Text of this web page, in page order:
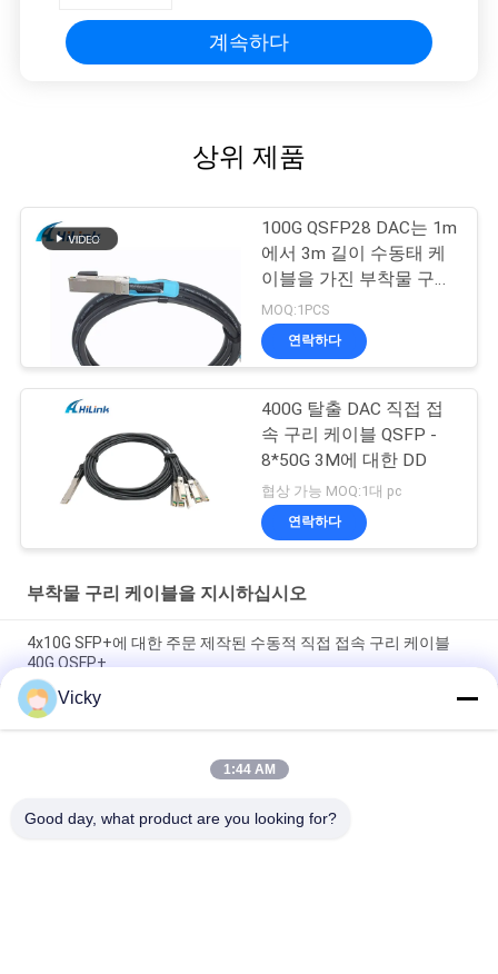
계속하다
상위 제품
100G QSFP28 DAC는 1m
에서 3m 길이 수동태 케
이블을 가진 부착물 구리
케이블을 지시합니다
MOQ:1PCS
연락하다
400G 탈출 DAC 직접 접
속 구리 케이블 QSFP -
8*50G 3M에 대한 DD
협상 가능 MOQ:1대 pc
연락하다
부착물 구리 케이블을 지시하십시오
4x10G SFP+에 대한 주문 제작된 수동적 직접 접속 구리 케이블
40G QSFP+
브랜드 호환성 200G QSFP56 수동 직접 연결 구리 트윈엑스 케이
블 2M PVC QSFP56 200G DAC 케이블
40G QSFP+ to 4*10G SFP+ 5M 패시브 다이렉트 어태치 구리
Vicky
1:44 AM
Good day, what product are you looking for?